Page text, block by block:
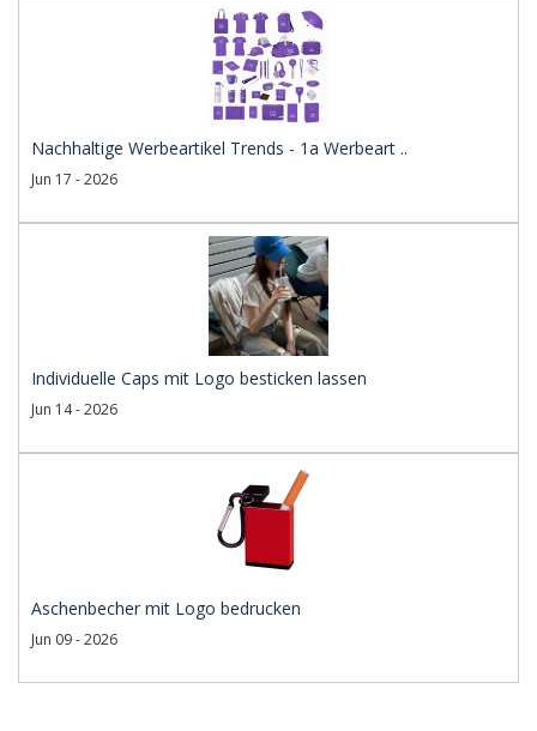
Nachhaltige Werbeartikel Trends - 1a Werbeart ..
Jun 17 - 2026
Individuelle Caps mit Logo besticken lassen
Jun 14 - 2026
Aschenbecher mit Logo bedrucken
Jun 09 - 2026